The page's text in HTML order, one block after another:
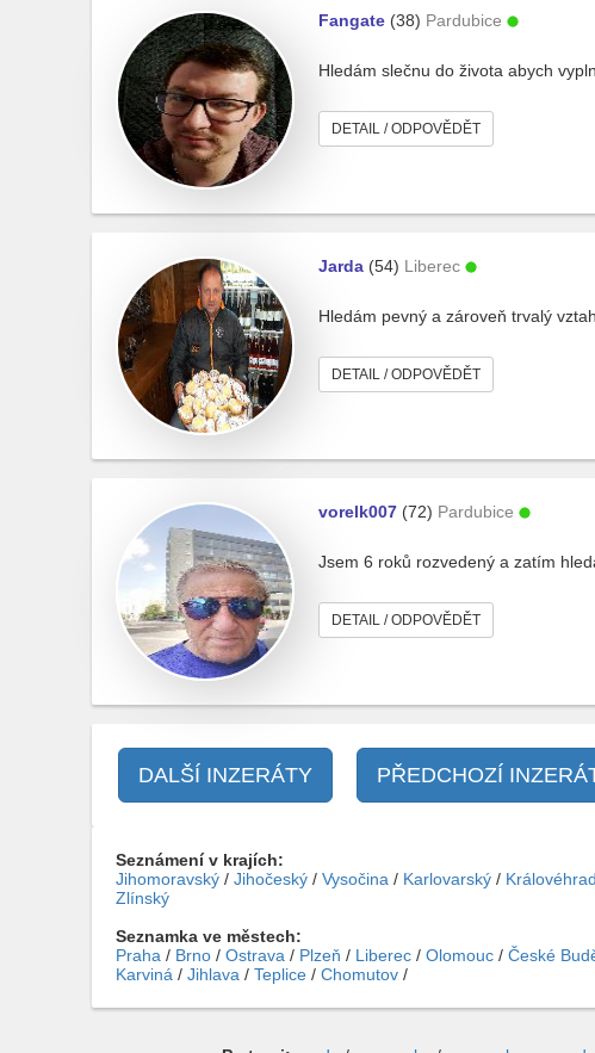
Fangate (38) Pardubice
Hledám slečnu do života abych
DETAIL / ODPOVĚDĚT
Jarda (54) Liberec
Hledám pevný a zároveň trvalý
DETAIL / ODPOVĚDĚT
vorelk007 (72) Pardubice
Jsem 6 roků rozvedený a zatím
DETAIL / ODPOVĚDĚT
DALŠÍ INZERÁTY PŘEDCHOZÍ
Seznámení v krajích:
Jihomoravský / Jihočeský / Vysočina / Karlovarský /
Zlínský
Seznamka ve městech:
Praha / Brno / Ostrava / Plzeň / Liberec / Olomouc / České
Karviná / Jihlava / Teplice / Chomutov /